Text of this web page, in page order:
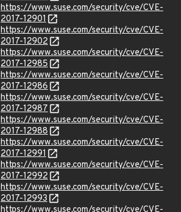
https://www.suse.com/security/cve/CVE-
2017-12901
https://www.suse.com/security/cve/CVE-
2017-12902
https://www.suse.com/security/cve/CVE-
2017-12985
https://www.suse.com/security/cve/CVE-
2017-12986
https://www.suse.com/security/cve/CVE-
2017-12987
https://www.suse.com/security/cve/CVE-
2017-12988
https://www.suse.com/security/cve/CVE-
2017-12991
https://www.suse.com/security/cve/CVE-
2017-12992
https://www.suse.com/security/cve/CVE-
2017-12993